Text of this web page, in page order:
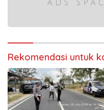
Rekomendasi untuk